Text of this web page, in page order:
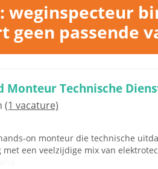
geen passende
Monteur Technische
(1 vacature)
on monteur die technische
met een veelzijdige mix van